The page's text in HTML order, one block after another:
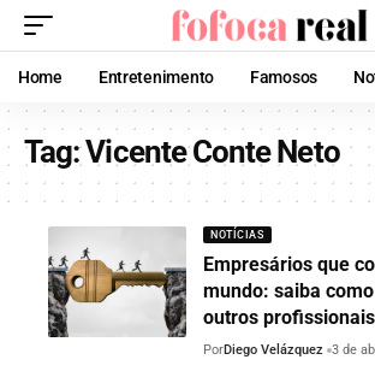
Home Entretenimento Famosos
Tag:Vicente Conte Neto
NOTÍCIAS
Empresários que
mundo: saiba
outros profissionais
PorDiego Velázquez 3 de